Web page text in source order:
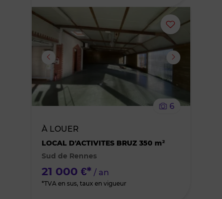
Ajouter
ou
6
À LOUER
LOCAL D'ACTIVITES BRUZ 350 m²
Sud de Rennes
21 000 €* / an
*TVA en sus, taux en vigueur